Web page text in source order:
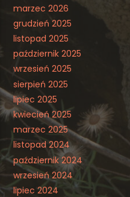
marzec 2026
grudzień 2025
listopad 2025
październik 2025
wrzesień 2025
sierpień 2025
lipiec 2025
kwiecień 2025
marzec 2025
listopad 2024
październik 2024
wrzesień 2024
lipiec 2024